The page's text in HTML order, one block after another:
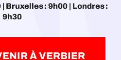
Bruxelles : 9h00 | Londres :
9h30
À VERBIER